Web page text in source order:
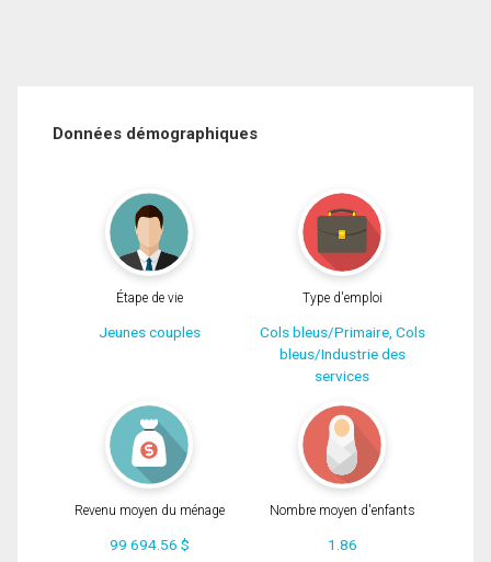
Données démographiques
Étape de vie
Jeunes couples
Type d'emploi
Cols bleus/Primaire, Cols
bleus/Industrie des
services
Revenu moyen du ménage
99 694.56 $
Nombre moyen d'enfants
1.86